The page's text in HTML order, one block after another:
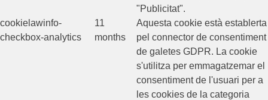
"Publicitat".
cookielawinfo-
checkbox-analytics
11
months
Aquesta cookie està establerta
pel connector de consentiment
de galetes GDPR. La cookie
s'utilitza per emmagatzemar el
consentiment de l'usuari per a
les cookies de la categoria